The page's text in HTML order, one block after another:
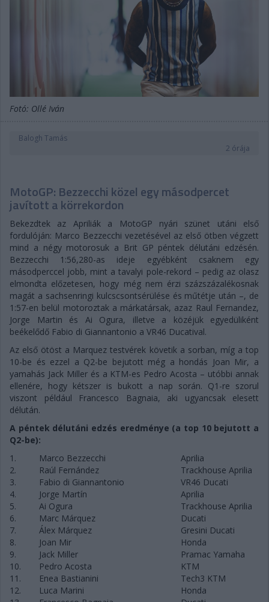
Fotó: Ollé Iván
Balogh Tamás
2 órája
MotoGP: Bezzecchi közel egy másodpercet
javított a körrekordon
Bekezdtek az Apriliák a MotoGP nyári szünet utáni első
fordulóján: Marco Bezzecchi vezetésével az első ötben végzett
mind a négy motorosuk a Brit GP péntek délutáni edzésén.
Bezzecchi 1:56,280-as ideje egyébként csaknem egy
másodperccel jobb, mint a tavalyi pole-rekord – pedig az olasz
elmondta előzetesen, hogy még nem érzi százszázalékosnak
magát a sachsenringi kulcscsontsérülése és műtétje után –, de
1:57-en belül motoroztak a márkatársak, azaz Raul Fernandez,
Jorge Martin és Ai Ogura, illetve a közéjük egyedüliként
beékelődő Fabio di Giannantonio a VR46 Ducatival.
Az első ötöst a Marquez testvérek követik a sorban, míg a top
10-be és ezzel a Q2-be bejutott még a hondás Joan Mir, a
yamahás Jack Miller és a KTM-es Pedro Acosta – utóbbi annak
ellenére, hogy kétszer is bukott a nap során. Q1-re szorul
viszont például Francesco Bagnaia, aki ugyancsak elesett
délután.
A péntek délutáni edzés eredménye (a top 10 bejutott a
Q2-be):
1.
Marco Bezzecchi
Aprilia
2.
Raúl Fernández
Trackhouse Aprilia
3.
Fabio di Giannantonio
VR46 Ducati
4.
Jorge Martín
Aprilia
5.
Ai Ogura
Trackhouse Aprilia
6.
Marc Márquez
Ducati
7.
Álex Márquez
Gresini Ducati
8.
Joan Mir
Honda
9.
Jack Miller
Pramac Yamaha
10.
Pedro Acosta
KTM
11.
Enea Bastianini
Tech3 KTM
12.
Luca Marini
Honda